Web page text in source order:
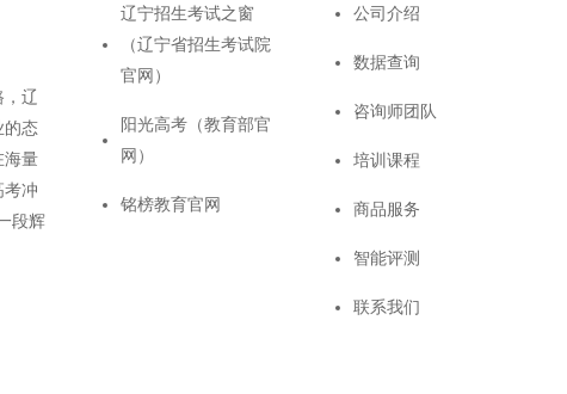
辽
的态
海量
冲
段辉
辽宁招生考试之窗
（辽宁省招生考试院
官网）
阳光高考（教育部官
网）
铭榜教育官网
公司介绍
数据查询
咨询师团队
培训课程
商品服务
智能评测
联系我们